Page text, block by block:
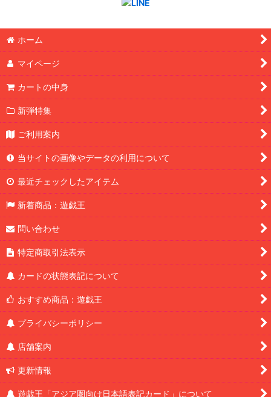
ホーム
マイページ
カートの中身
新弾特集
ご利用案内
当サイトの画像やデータの利用について
最近チェックしたアイテム
新着商品：遊戯王
問い合わせ
特定商取引法表示
カードの状態表記について
おすすめ商品：遊戯王
プライバシーポリシー
店舗案内
更新情報
遊戯王「アジア圏向け日本語表記カード」について